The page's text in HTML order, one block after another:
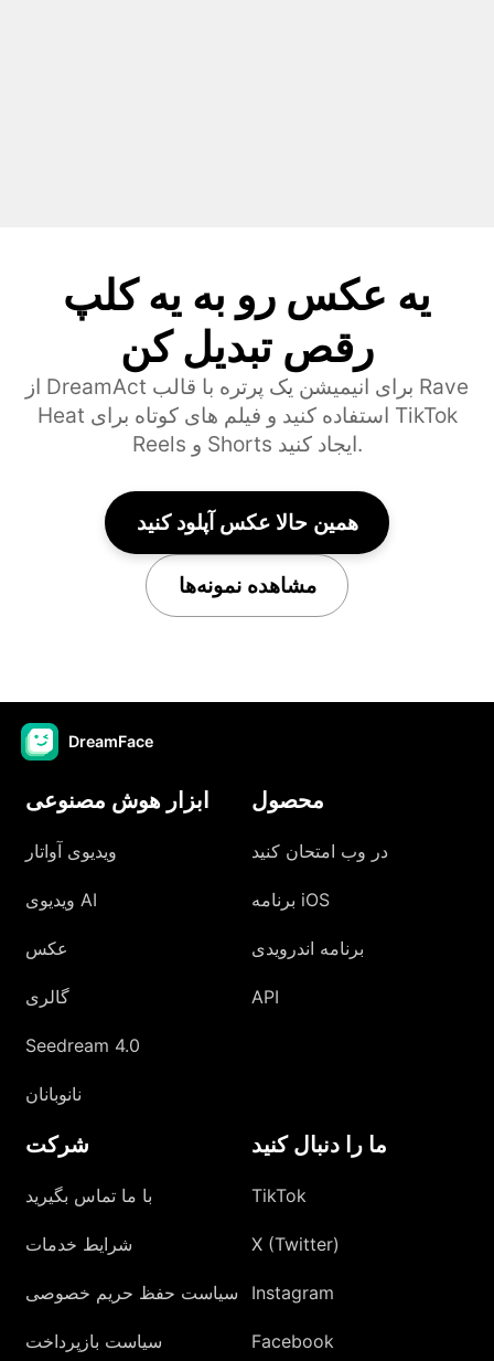
يه عکس رو به يه کلپ
رقص تبديل کن
از DreamAct برای انیمیشن یک پرتره با قالب Rave
Heat استفاده کنید و فیلم های کوتاه برای TikTok
Reels و Shorts ایجاد کنید.
همین حالا عکس آپلود کنید
مشاهده نمونه‌ها
DreamFace
ابزار هوش مصنوعی
ویدیوی آواتار
ویدیوی AI
عکس
گالری
Seedream 4.0
نانوبانان
محصول
در وب امتحان کنید
برنامه iOS
برنامه اندرویدی
API
شرکت
با ما تماس بگیرید
شرایط خدمات
سیاست حفظ حریم خصوصی
سیاست بازپرداخت
ما را دنبال کنید
TikTok
X (Twitter)
Instagram
Facebook